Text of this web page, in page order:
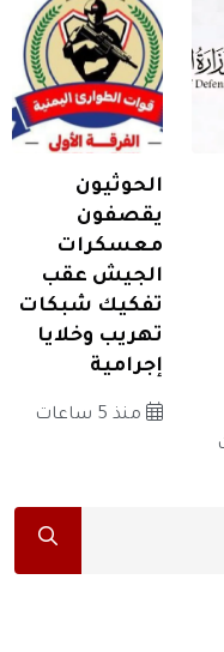
الحوثيون
يقصفون
معسكرات
الجيش عقب
تفكيك شبكات
تهريب وخلايا
إجرامية
منذ 5 ساعات